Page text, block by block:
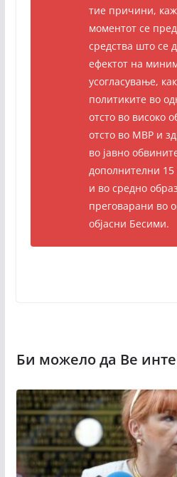
тие причини,
моментот се
средства што се
ефектот на
усогласување,
политиките во
отсто во високо
отсто во МВР и
во јавно
дополнителни 15
и во средно
преговарани во
објасни Бесими.